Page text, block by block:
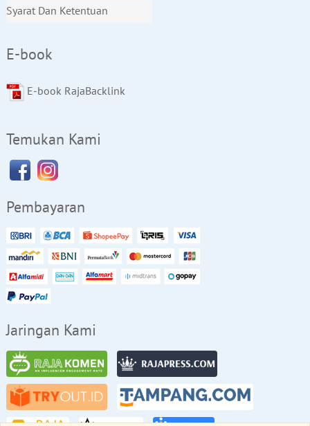
Syarat Dan Ketentuan
E-book
E-book RajaBacklink
Temukan Kami
Pembayaran
Jaringan Kami